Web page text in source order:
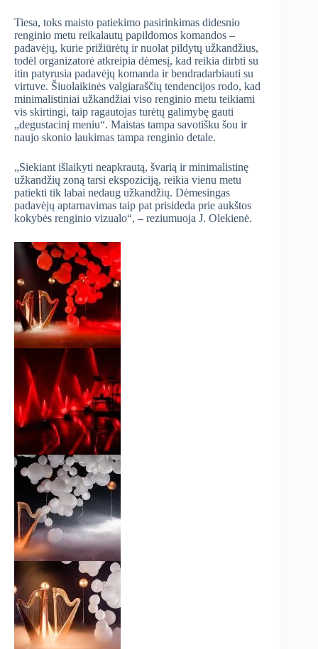
Tiesa, toks maisto patiekimo pasirinkimas didesnio
renginio metu reikalautų papildomos komandos –
padavėjų, kurie prižiūrėtų ir nuolat pildytų užkandžius,
todėl organizatorė atkreipia dėmesį, kad reikia dirbti su
itin patyrusia padavėjų komanda ir bendradarbiauti su
virtuve. Šiuolaikinės valgiaraščių tendencijos rodo, kad
minimalistiniai užkandžiai viso renginio metu teikiami
vis skirtingi, taip ragautojas turėtų galimybę gauti
„degustacinį meniu“. Maistas tampa savotišku šou ir
naujo skonio laukimas tampa renginio detale.
„Siekiant išlaikyti neapkrautą, švarią ir minimalistinę
užkandžių zoną tarsi ekspoziciją, reikia vienu metu
patiekti tik labai nedaug užkandžių. Dėmesingas
padavėjų aptarnavimas taip pat prisideda prie aukštos
kokybės renginio vizualo“, – reziumuoja J. Olekienė.